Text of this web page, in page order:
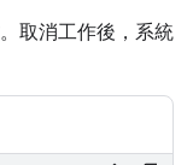
取消工作後，系統